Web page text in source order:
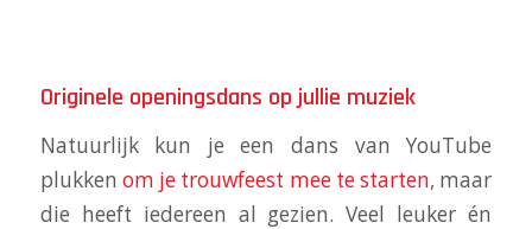
Originele openingsdans op jullie muziek
Natuurlijk kun je een dans van YouTube
plukken om je trouwfeest mee te starten, maar
die heeft iedereen al gezien. Veel leuker én